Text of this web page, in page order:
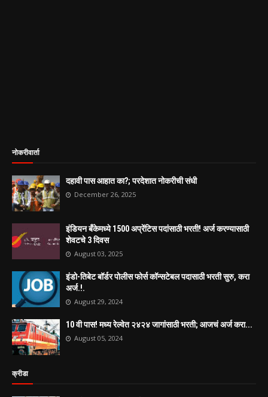
नोकरीवार्ता
दहावी पास आहात का?; परदेशात नोकरीची संधी
December 26, 2025
इंडियन बँकेमध्ये 1500 अप्रेंटिस पदांसाठी भरती! अर्ज करण्यासाठी
शेवटचे 3 दिवस
August 03, 2025
इंडो-तिबेट बॉर्डर पोलीस फोर्स कॉन्सटेबल पदासाठी भरती सुरु, करा
अर्ज.!.
August 29, 2024
10 वी पास! मध्य रेल्वेत २४२४ जागांसाठी भरती; आजचं अर्ज करा...
August 05, 2024
क्रीडा